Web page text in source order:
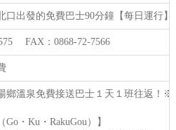
口出發的免費巴士90分鐘【每日運
FAX：0868-72-7566
鄉溫泉免費接送巴士１天１班往返！
Go・Ku・RakuGou）】